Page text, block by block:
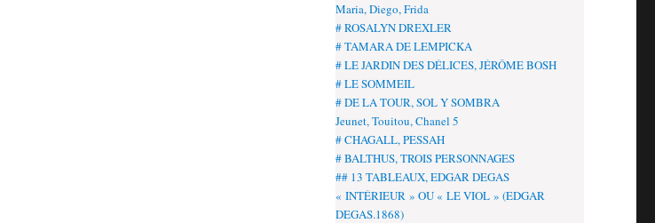
Maria, Diego, Frida
# ROSALYN DREXLER
# TAMARA DE LEMPICKA
# LE JARDIN DES DÉLICES, JÉRÔME BOSH
# LE SOMMEIL
# DE LA TOUR, SOL Y SOMBRA
Jeunet, Touitou, Chanel 5
# CHAGALL, PESSAH
# BALTHUS, TROIS PERSONNAGES
## 13 TABLEAUX, EDGAR DEGAS
« INTÉRIEUR » OU « LE VIOL » (EDGAR
DEGAS.1868)